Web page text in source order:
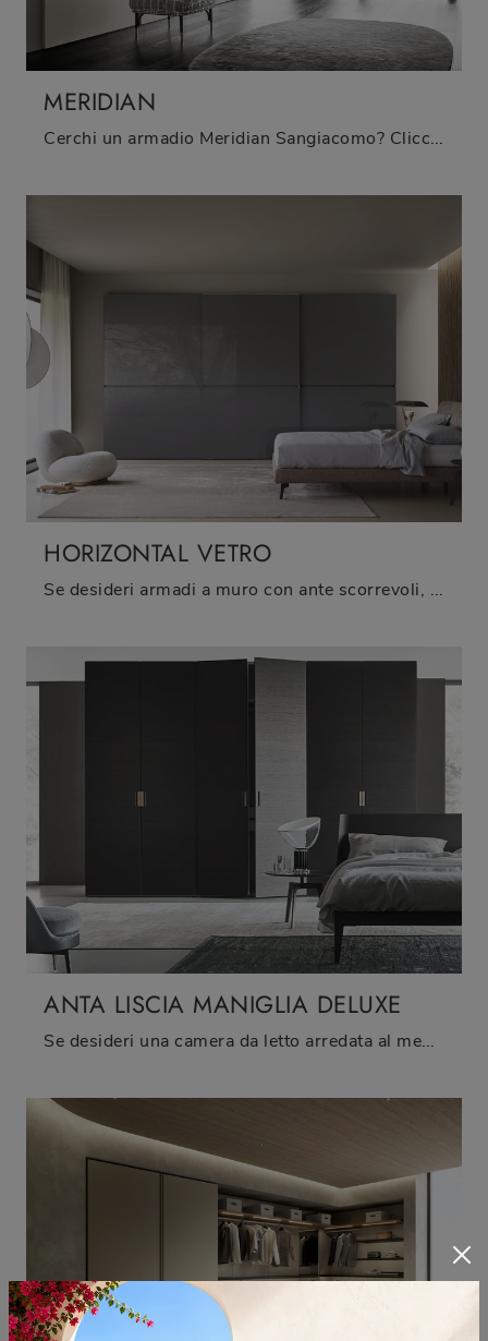
MERIDIAN
Cerchi un armadio Meridian Sangiacomo? Clicca subito! Gli armadi a muro con ante scorrevoli ti aspettano.
HORIZONTAL VETRO
Se desideri armadi a muro con ante scorrevoli, clicca e scopri l'armadio Horizontal Vetro di Sangiacomo in vetro.
ANTA LISCIA MANIGLIA DELUXE
Se desideri una camera da letto arredata al meglio, scegli l'armadio Anta Liscia Maniglia Deluxe con ante battenti di Sangiacomo!